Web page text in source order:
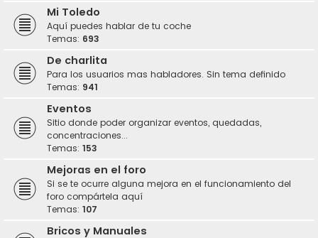
Mi Toledo
Aquí puedes hablar de tu coche
Temas: 693
De charlita
Para los usuarios mas habladores. Sin tema definido
Temas: 941
Eventos
Sitio donde poder organizar eventos, quedadas,
concentraciones...
Temas: 153
Mejoras en el foro
Si se te ocurre alguna mejora en el funcionamiento del
foro compártela aquí
Temas: 107
Bricos y Manuales